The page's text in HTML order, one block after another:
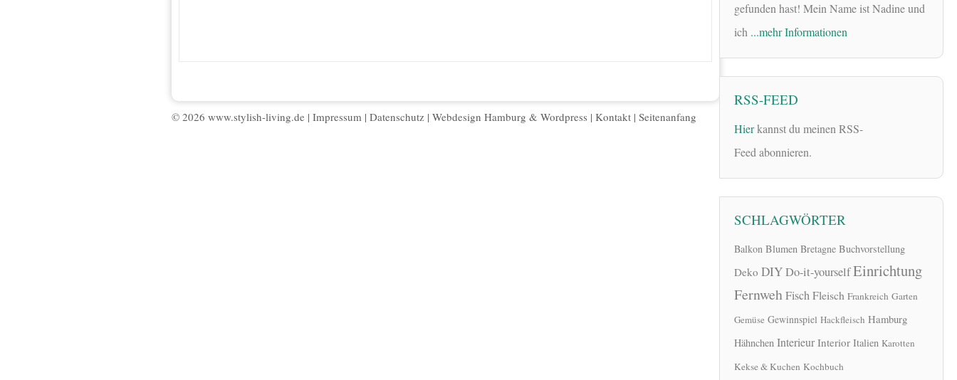
© 2026 www.stylish-living.de | Impressum | Datenschutz | Webdesign Hamburg & Wordpress | Kontakt | Seitenanfang
gefunden hast! Mein Name ist Nadine und
ich ...mehr Informationen
RSS-FEED
Hierkannst du meinen RSS-
Feed abonnieren.
SCHLAGWÖRTER
Balkon Blumen Bretagne Buchvorstellung
Deko DIYDo-it-yourselfEinrichtung
FernwehFischFleisch Frankreich Garten
Gemüse Gewinnspiel Hackfleisch Hamburg
Hähnchen Interieur Interior Italien Karotten
Kekse & Kuchen Kochbuch